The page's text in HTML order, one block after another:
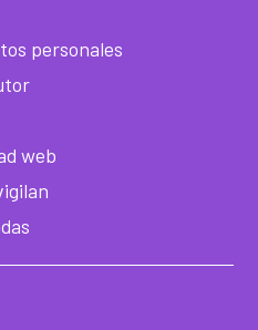
personales
web